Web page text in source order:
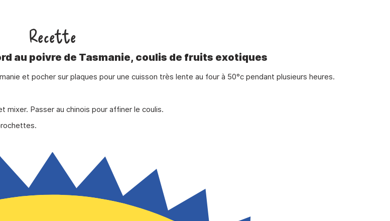
Recette
au poivre de Tasmanie, coulis de fruits exotiques
et pocher sur plaques pour une cuisson très lente au four à 50°c pendant plusieurs heures.
mixer. Passer au chinois pour affiner le coulis.